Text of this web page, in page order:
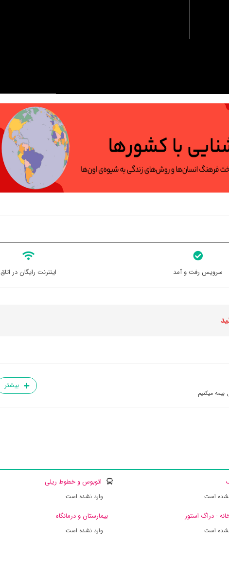
سرویس رفت و آمد اینترنت رایگان در اتاق
میکنیم
بیشتر
است
اتوبوس و خطوط ریلی
وارد نشده است
- دراگ استور
است
بیمارستان و درمانگاه
وارد نشده است